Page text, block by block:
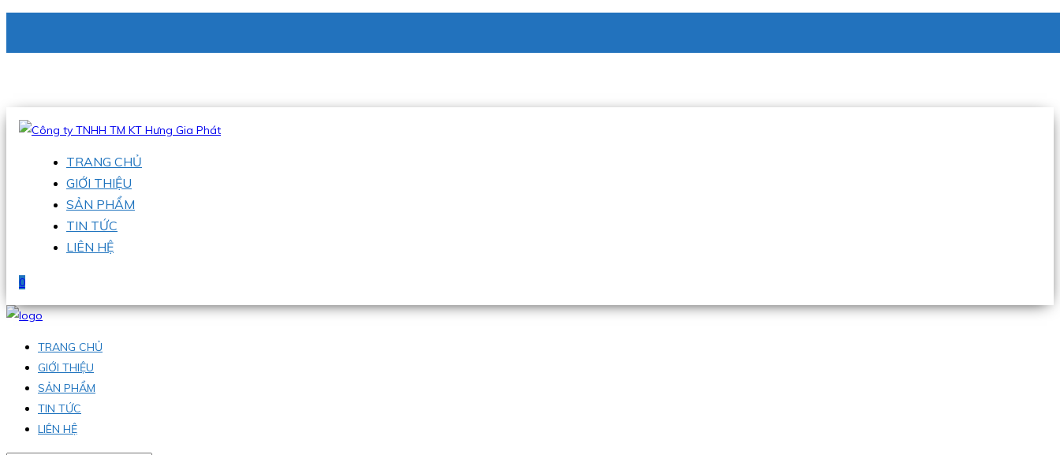
Hotline:0938 336 079
TRANG CHỦ
GIỚI THIỆU
SẢN PHẨM
TIN TỨC
LIÊN HỆ
0
TRANG CHỦ
GIỚI THIỆU
SẢN PHẨM
TIN TỨC
LIÊN HỆ